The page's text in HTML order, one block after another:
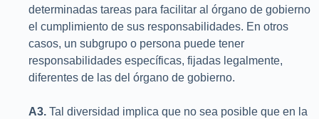
determinadas tareas para facilitar al órgano de gobierno
el cumplimiento de sus responsabilidades. En otros
casos, un subgrupo o persona puede tener
responsabilidades específicas, fijadas legalmente,
diferentes de las del órgano de gobierno.
A3. Tal diversidad implica que no sea posible que en la